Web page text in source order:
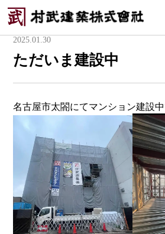
2025.01.30
ただいま建設中
名古屋市太閤にてマンション建設中